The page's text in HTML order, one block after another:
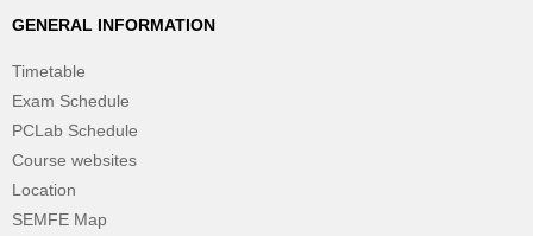
GENERAL INFORMATION
Timetable
Exam Schedule
PCLab Schedule
Course websites
Location
SEMFE Map